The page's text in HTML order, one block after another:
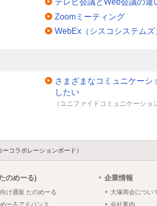
テレビ会議とWeb会議の違
Zoomミーティング
WebEx（シスコシステムズ
さまざまなコミュニケーシ
したい
（ユニファイドコミュニケーショ
コラボレーションボード）
のめーる)
け通販 たのめーる
企業情報
大塚商会につい